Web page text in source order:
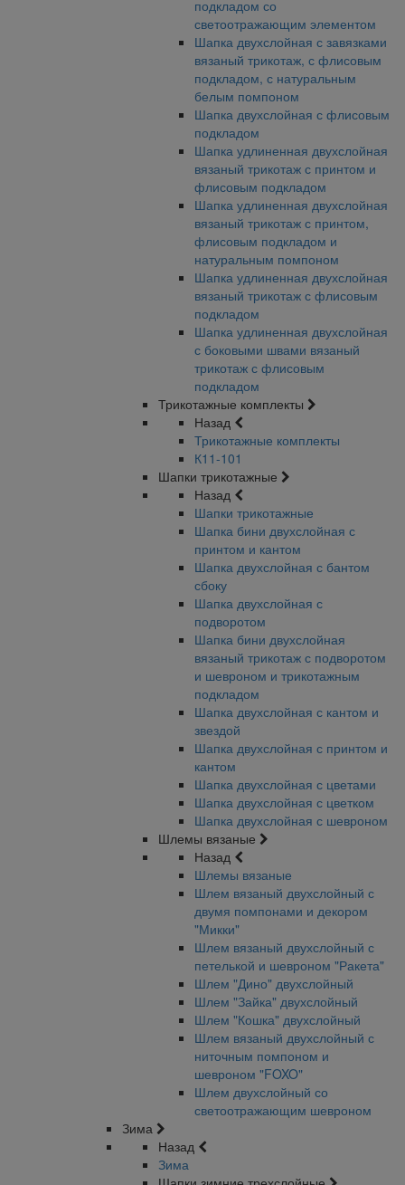
подкладом со
светоотражающим элементом
Шапка двухслойная с завязками
вязаный трикотаж, с флисовым
подкладом, с натуральным
белым помпоном
Шапка двухслойная с флисовым
подкладом
Шапка удлиненная двухслойная
вязаный трикотаж с принтом и
флисовым подкладом
Шапка удлиненная двухслойная
вязаный трикотаж с принтом,
флисовым подкладом и
натуральным помпоном
Шапка удлиненная двухслойная
вязаный трикотаж с флисовым
подкладом
Шапка удлиненная двухслойная
с боковыми швами вязаный
трикотаж с флисовым
подкладом
Трикотажные комплекты
Назад
Трикотажные комплекты
К11-101
Шапки трикотажные
Назад
Шапки трикотажные
Шапка бини двухслойная с
принтом и кантом
Шапка двухслойная с бантом
сбоку
Шапка двухслойная с
подворотом
Шапка бини двухслойная
вязаный трикотаж с подворотом
и шевроном и трикотажным
подкладом
Шапка двухслойная с кантом и
звездой
Шапка двухслойная с принтом и
кантом
Шапка двухслойная с цветами
Шапка двухслойная с цветком
Шапка двухслойная с шевроном
Шлемы вязаные
Назад
Шлемы вязаные
Шлем вязаный двухслойный с
двумя помпонами и декором
"Микки"
Шлем вязаный двухслойный с
петелькой и шевроном "Ракета"
Шлем "Дино" двухслойный
Шлем "Зайка" двухслойный
Шлем "Кошка" двухслойный
Шлем вязаный двухслойный с
ниточным помпоном и
шевроном "FOXO"
Шлем двухслойный со
светоотражающим шевроном
Зима
Назад
Зима